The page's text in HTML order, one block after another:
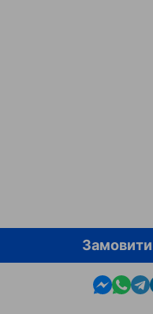
Contact
Замовити